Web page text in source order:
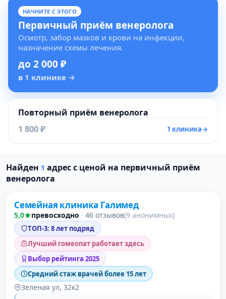
НАЧНИТЕ С ЭТОГО
Первичный приём венеролога
Осмотр, забор мазков и крови на инфекции,
назначение схемы лечения.
до 2 000 ₽
в 1 клинике →
Повторный приём венеролога
1 800 ₽ 1 клиника→
Найден 1 адрес с ценой на первичный приём
венеролога
Проверено давно
Семейная клиника Галимед
5,0 превосходно · 46 отзывов(9 анонимных)
ТОП-3: 8 лет подряд
Лучший гомеопат работает здесь
Выбор рейтинга 2025
Средний стаж врачей более 15 лет
Зеленая ул, 32к2